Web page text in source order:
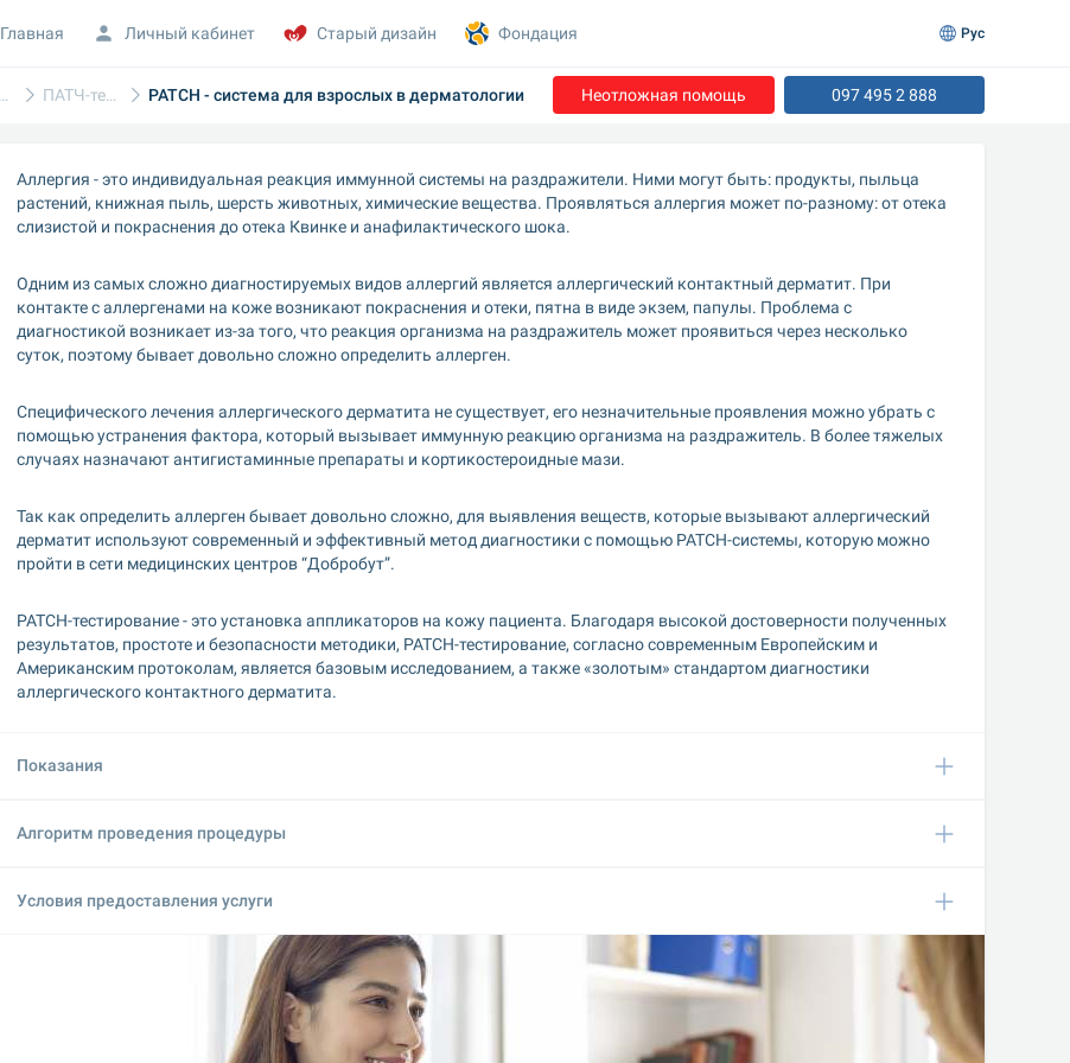
Дерматология ПАТЧ-тесты PATCH - система для взрослых в дерматологии Неотложная помощь 097 495 2 888
Аллергия - это индивидуальная реакция иммунной системы на раздражители. Ними могут быть: продукты, пыльца
растений, книжная пыль, шерсть животных, химические вещества. Проявляться аллергия может по-разному: от отека
слизистой и покраснения до отека Квинке и анафилактического шока.
Одним из самых сложно диагностируемых видов аллергий является аллергический контактный дерматит. При
контакте с аллергенами на коже возникают покраснения и отеки, пятна в виде экзем, папулы. Проблема с
диагностикой возникает из-за того, что реакция организма на раздражитель может проявиться через несколько
суток, поэтому бывает довольно сложно определить аллерген.
Специфического лечения аллергического дерматита не существует, его незначительные проявления можно убрать с
помощью устранения фактора, который вызывает иммунную реакцию организма на раздражитель. В более тяжелых
случаях назначают антигистаминные препараты и кортикостероидные мази.
Так как определить аллерген бывает довольно сложно, для выявления веществ, которые вызывают аллергический
дерматит используют современный и эффективный метод диагностики с помощью PATCH-системы, которую можно
пройти в сети медицинских центров “Добробут”.
PATCH-тестирование - это установка аппликаторов на кожу пациента. Благодаря высокой достоверности полученных
результатов, простоте и безопасности методики, PATCH-тестирование, согласно современным Европейским и
Американским протоколам, является базовым исследованием, а также «золотым» стандартом диагностики
аллергического контактного дерматита.
Показания
Алгоритм проведения процедуры
Условия предоставления услуги
Главная Личный кабинет Старый дизайн Фондация Рус